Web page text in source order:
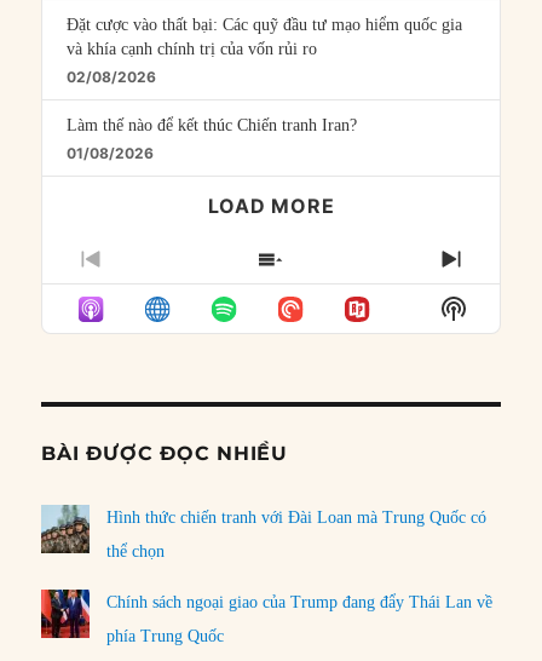
Đặt cược vào thất bại: Các quỹ đầu tư mạo hiểm quốc gia
và khía cạnh chính trị của vốn rủi ro
02/08/2026
Làm thế nào để kết thúc Chiến tranh Iran?
01/08/2026
LOAD MORE
PREVIOUS
EPISODE
SHOW
EPISODES
LIST
NEXT
Show
Podcast
BÀI ĐƯỢC ĐỌC NHIỀU
Hình thức chiến tranh với Đài Loan mà Trung Quốc có
thể chọn
Chính sách ngoại giao của Trump đang đẩy Thái Lan về
phía Trung Quốc